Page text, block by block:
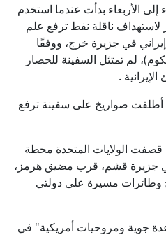
إلى الأربعاء بدأت عندما استخدم
لاستهداف ناقلة نفط ترفع علم
في جزيرة خرج، ووفقًا
لم تمتثل السفينة للحصار
.
أطلقت صواريخ على سفينة ترفع
قصفت الولايات المتحدة محطة
جزيرة قشم، قرب مضيق هرمز،
وطائرات مسيرة على دولتي
جوية ومروحيات أمريكية" في